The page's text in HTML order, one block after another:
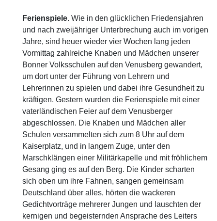
Ferienspiele. Wie in den glücklichen Friedensjahren
und nach zweijähriger Unterbrechung auch im vorigen
Jahre, sind heuer wieder vier Wochen lang jeden
Vormittag zahlreiche Knaben und Mädchen unserer
Bonner Volksschulen auf den Venusberg gewandert,
um dort unter der Führung von Lehrern und
Lehrerinnen zu spielen und dabei ihre Gesundheit zu
kräftigen. Gestern wurden die Ferienspiele mit einer
vaterländischen Feier auf dem Venusberger
abgeschlossen. Die Knaben und Mädchen aller
Schulen versammelten sich zum 8 Uhr auf dem
Kaiserplatz, und in langem Zuge, unter den
Marschklängen einer Militärkapelle und mit fröhlichem
Gesang ging es auf den Berg. Die Kinder scharten
sich oben um ihre Fahnen, sangen gemeinsam
Deutschland über alles, hörten die wackeren
Gedichtvorträge mehrerer Jungen und lauschten der
kernigen und begeisternden Ansprache des Leiters